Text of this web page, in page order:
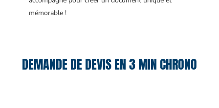
mémorable !
DEMANDE DE DEVIS EN 3 MIN CHRONO